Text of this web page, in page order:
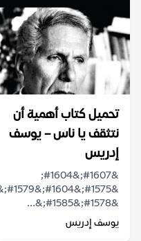
تحميل كتاب أهمية أن
نتثقف يا ناس – يوسف
إدريس
&#1607;&#1604;
&#1578;&#1585;&...
يوسف إدريس